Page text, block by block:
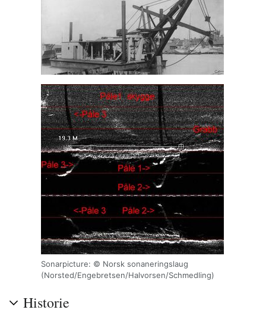
Sonarpicture: © Norsk sonaneringslaug
(Norsted/Engebretsen/Halvorsen/Schmedling)
Historie